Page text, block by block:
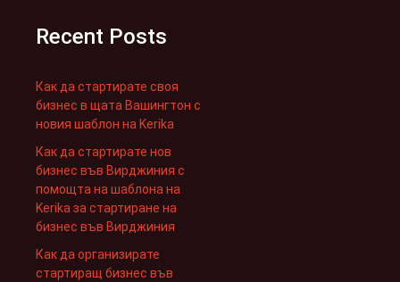
Recent Posts
Как да стартирате своя
бизнес в щата Вашингтон с
новия шаблон на Kerika
Как да стартирате нов
бизнес във Вирджиния с
помощта на шаблона на
Kerika за стартиране на
бизнес във Вирджиния
Как да организирате
стартиращ бизнес във